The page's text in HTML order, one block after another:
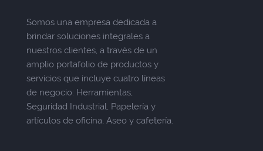
Somos una empresa dedicada a
brindar soluciones integrales a
nuestros clientes, a través de un
amplio portafolio de productos y
servicios que incluye cuatro líneas
de negocio: Herramientas,
Seguridad Industrial, Papelería y
artículos de oficina, Aseo y cafetería.